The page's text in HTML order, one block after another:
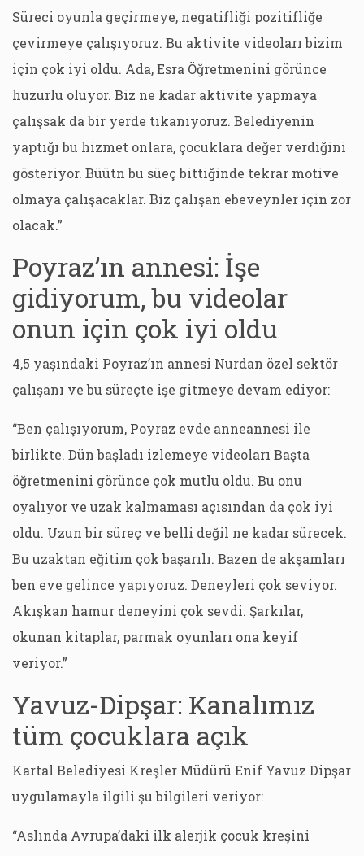
Süreci oyunla geçirmeye, negatifliği pozitifliğe
çevirmeye çalışıyoruz. Bu aktivite videoları bizim
için çok iyi oldu. Ada, Esra Öğretmenini görünce
huzurlu oluyor. Biz ne kadar aktivite yapmaya
çalışsak da bir yerde tıkanıyoruz. Belediyenin
yaptığı bu hizmet onlara, çocuklara değer verdiğini
gösteriyor. Büütn bu süeç bittiğinde tekrar motive
olmaya çalışacaklar. Biz çalışan ebeveynler için zor
olacak.”
Poyraz’ın annesi: İşe
gidiyorum, bu videolar
onun için çok iyi oldu
4,5 yaşındaki Poyraz’ın annesi Nurdan özel sektör
çalışanı ve bu süreçte işe gitmeye devam ediyor:
“Ben çalışıyorum, Poyraz evde anneannesi ile
birlikte. Dün başladı izlemeye videoları Başta
öğretmenini görünce çok mutlu oldu. Bu onu
oyalıyor ve uzak kalmaması açısından da çok iyi
oldu. Uzun bir süreç ve belli değil ne kadar sürecek.
Bu uzaktan eğitim çok başarılı. Bazen de akşamları
ben eve gelince yapıyoruz. Deneyleri çok seviyor.
Akışkan hamur deneyini çok sevdi. Şarkılar,
okunan kitaplar, parmak oyunları ona keyif
veriyor.”
Yavuz-Dipşar: Kanalımız
tüm çocuklara açık
Kartal Belediyesi Kreşler Müdürü Enif Yavuz Dipşar
uygulamayla ilgili şu bilgileri veriyor:
“Aslında Avrupa’daki ilk alerjik çocuk kreşini